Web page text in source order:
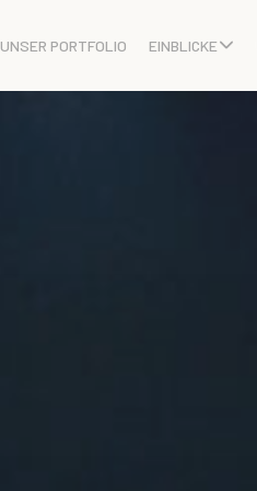
UNSER PORTFOLIO EINBLICKE